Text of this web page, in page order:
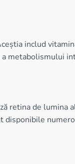
includ
metabolismului
retina de lumina